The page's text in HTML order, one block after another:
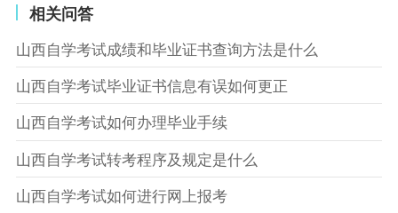
相关问答
山西自学考试成绩和毕业证书查询方法是什么
山西自学考试毕业证书信息有误如何更正
山西自学考试如何办理毕业手续
山西自学考试转考程序及规定是什么
山西自学考试如何进行网上报考